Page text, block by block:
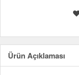
Ürün Açıklaması